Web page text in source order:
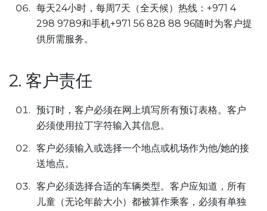
每天24小时，每周7天（全天候）热线：+971 4
298 9789和手机+971 56 828 88 96随时为客户提
供所需服务。
2. 客户责任
预订时，客户必须在网上填写所有预订表格。客户
必须使用拉丁字符输入其信息。
客户必须输入或选择一个地点或机场作为他/她的接
送地点。
客户必须选择合适的车辆类型。客户应知道，所有
儿童（无论年龄大小）都被算作乘客，必须有单独